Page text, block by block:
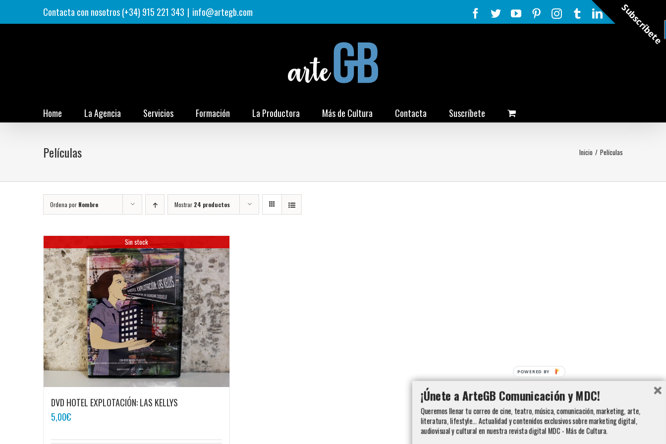
al
Contacta con nosotros (+34) 915 221 343 | info@artegb.com Facebook
TwitterYouTubePinterestInstagram
TumblrLinkedIn
Rss
Home La Agencia Servicios Formación La Productora Más de Cultura Contacta Suscríbete
Películas Inicio / Películas
Ordena por Nombre Mostrar 24 productos
Sin stock
DVD HOTEL EXPLOTACIÓN: LAS KELLYS
5,00€
Subscríbete
¡Únete a ArteGB Comunicación y MDC!
Queremos llenar tu correo de cine, teatro, música, comunicación, marketing, arte,
literatura, lifestyle... Actualidad y contenidos exclusivos sobre marketing digital,
audiovisual y cultural en nuestra revista digital MDC - Más de Cultura.
POWERED BY